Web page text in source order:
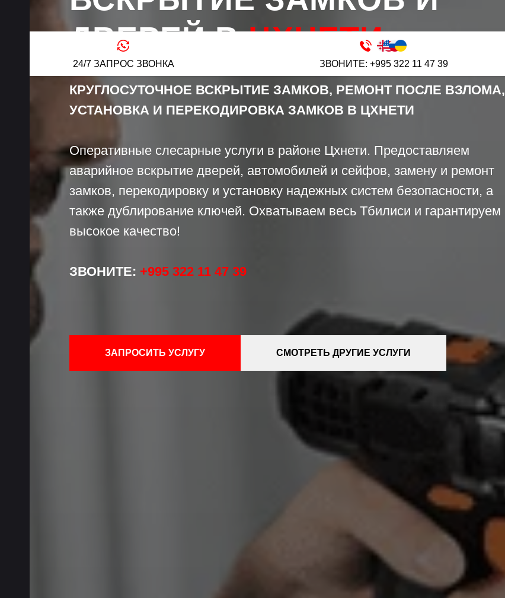
24/7 ЗАПРОС ЗВОНКА ЗВОНИТЕ: +995 322 11 47 39
ДВЕРЕЙ ВЦХНЕТИ
КРУГЛОСУТОЧНОЕ ВСКРЫТИЕ ЗАМКОВ, РЕМОНТ ПОСЛЕ ВЗЛОМА,
УСТАНОВКА И ПЕРЕКОДИРОВКА ЗАМКОВ В ЦХНЕТИ
Оперативные слесарные услуги в районе Цхнети. Предоставляем
аварийное вскрытие дверей, автомобилей и сейфов, замену и ремонт
замков, перекодировку и установку надежных систем безопасности, а
также дублирование ключей. Охватываем весь Тбилиси и гарантируем
высокое качество!
ЗВОНИТЕ: +995 322 11 47 39
ЗАПРОСИТЬ УСЛУГУ СМОТРЕТЬ ДРУГИЕ УСЛУГИ